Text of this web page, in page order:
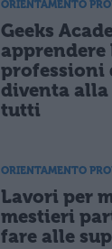
ORIENTAMENTO
Geeks
apprendere
professioni
diventa
tutti
ORIENTAMENTO
Lavori per
mestieri
fare alle